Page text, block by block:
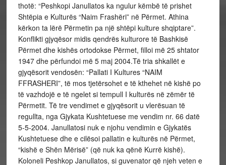
thotë: “Peshkopi Janullatos ka ngulur këmbë të prishet
Shtëpia e Kulturës “Naim Frashëri” në Përmet. Athina
kërkon ta lërë Përmetin pa një shtëpi kulture shqiptare”.
Konflikti gjyqësor midis qendrës kulturore të Bashkisë
Përmet dhe kishës ortodokse Përmet, filloi më 25 shtator
1947 dhe përfundoi më 5 maj 2004.Të tria shkallët e
gjyqësorit vendosën: “Pallati I Kultures “NAIM
FFRASHERI”, të mos tjetërsohet e të kthehet në kishë po
të vazhdojë e të ngelet si tempull I kulturës në zëmër të
Përmetit. Të tre vendimet e gjyqësorit u vlerësuan të
regullta, nga Gjykata Kushtetuese me vendim nr. 66 datë
5-5-2004. Janullatosi nuk e njohu vendimin e Gjykatës
Kushtetuese dhe e cilësoi pallatin e kulturës në Përmet,
“kishë e Shën Mërisë” (që nuk ka qënë Kurrë kishë).
Koloneli Peshkop Janullatos, si guvenator që njeh veten e